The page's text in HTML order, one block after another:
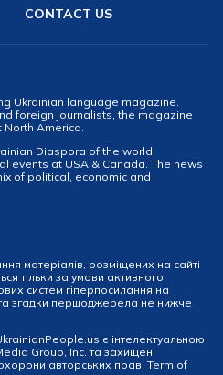
CONTACT US
Ukrainian language magazine.
foreign journalists, the magazine
America.
Diaspora of the world,
events at USA & Canada. The news
of political, economic and
матеріалів, розміщених на сайті
тільки за умови активного,
систем гіперпосилання на
згадки першоджерела не нижче
є інтелектуальною
Group, Inc. та захищені
авторських прав. Term of